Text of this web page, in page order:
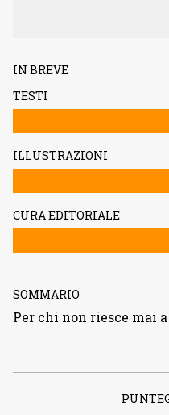
IN BREVE
TESTI
ILLUSTRAZIONI
CURA EDITORIALE
SOMMARIO
Per chi non riesce mai